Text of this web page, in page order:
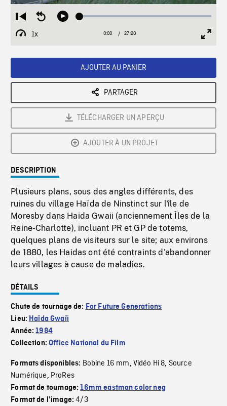
Restart
from
beginning
Seek
Play Loaded:
1x
Playback
Current
0:00 / Duration
27:20
AJOUTER AU PANIER
PARTAGER
TÉLÉCHARGER UN APERÇU
AJOUTER À UN PROJET
DESCRIPTION
Plusieurs plans, sous des angles différents, des
ruines du village Haïda de Ninstinct sur l'île de
Moresby dans Haida Gwaii (anciennement Îles de la
Reine-Charlotte), incluant PR et GP de totems,
quelques plans de visiteurs sur le site; aux environs
de 1880, les Haidas ont été contraints d'abandonner
leurs villages à cause de maladies.
DÉTAILS
Chute de tournage de: For Future Generations
Lieu: Haïda Gwaïi
Année:1984
Collection:Office National du Film
Formats disponibles: Bobine 16 mm, Vidéo Hi 8, Source
Numérique, ProRes
Format de tournage:16mm eastman color neg
Format de l'image:4/3